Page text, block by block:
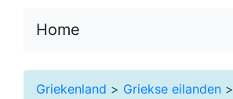
Home
Griekenland > Griekse eilanden >